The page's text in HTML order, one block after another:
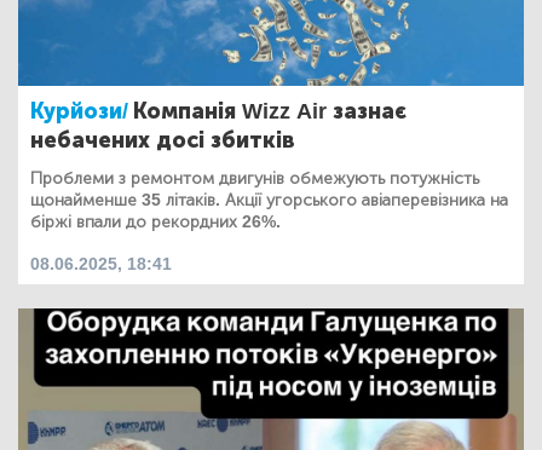
Курйози/ Компанія Wizz Air зазнає
небачених досі збитків
Проблеми з ремонтом двигунів обмежують потужність
щонайменше 35 літаків. Акції угорського авіаперевізника на
біржі впали до рекордних 26%.
08.06.2025, 18:41